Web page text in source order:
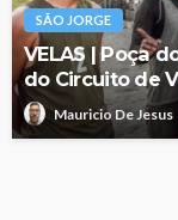
SÃO JORGE
VELAS | Poça
do Circuito de
Mauricio De Jesus